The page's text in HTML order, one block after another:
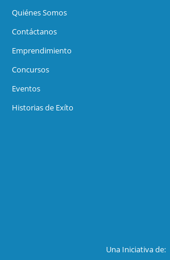
Quiénes Somos
Contáctanos
Emprendimiento
Concursos
Eventos
Historias de Exíto
Una Iniciativa de: